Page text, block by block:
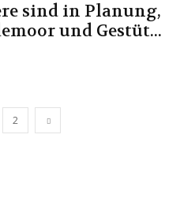
sind in Planung,
und Gestüt...
2